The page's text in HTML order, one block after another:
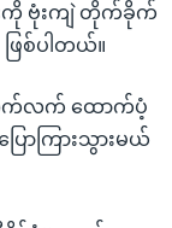
ကို ဗုံးကျဲ တိုက်ခိုက်
ြစ်ပါတယ်။
ဆက်လက် ထောက်ပံ့
ြောကြားသွားမယ်